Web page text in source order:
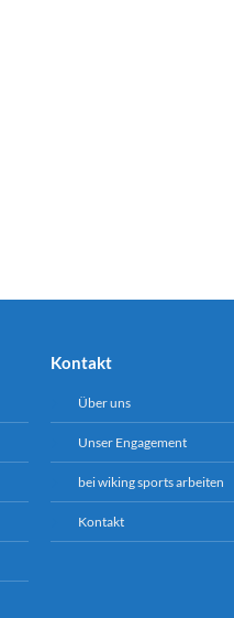
Kontakt
Über uns
Unser Engagement
bei wiking sports arbeiten
Kontakt